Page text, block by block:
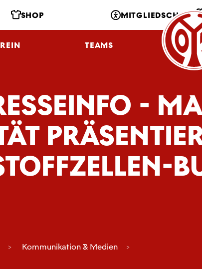
SHOP MITGLIEDSCHAFT
TEAMS NLZ
-
Kommunikation & Medien